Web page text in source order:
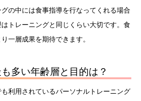
の中には食事指導を行なってくれる場合
トレーニングと同じくらい大切です。食
一層成果を期待できます。
多い年齢層と目的は？
利用されているパーソナルトレーニング